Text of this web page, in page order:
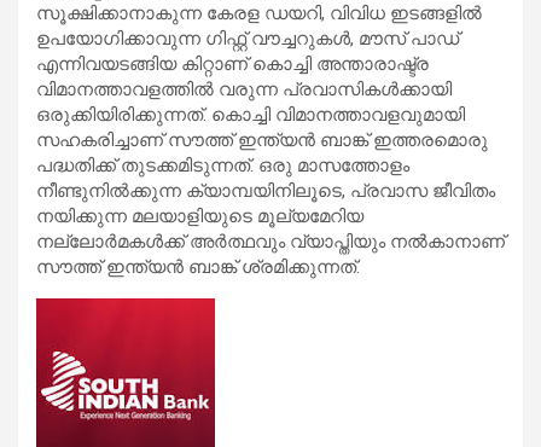
സൂക്ഷിക്കാനാകുന്ന കേരള ഡയറി, വിവിധ ഇടങ്ങളിൽ
ഉപയോഗിക്കാവുന്ന ഗിഫ്റ്റ് വൗച്ചറുകൾ, മൗസ് പാഡ്
എന്നിവയടങ്ങിയ കിറ്റാണ് കൊച്ചി അന്താരാഷ്ട്ര
വിമാനത്താവളത്തിൽ വരുന്ന പ്രവാസികൾക്കായി
ഒരുക്കിയിരിക്കുന്നത്. കൊച്ചി വിമാനത്താവളവുമായി
സഹകരിച്ചാണ് സൗത്ത് ഇന്ത്യൻ ബാങ്ക് ഇത്തരമൊരു
പദ്ധതിക്ക് തുടക്കമിടുന്നത്. ഒരു മാസത്തോളം
നീണ്ടുനിൽക്കുന്ന ക്യാമ്പയിനിലൂടെ, പ്രവാസ ജീവിതം
നയിക്കുന്ന മലയാളിയുടെ മൂല്യമേറിയ
നല്ലോർമകൾക്ക് അർത്ഥവും വ്യാപ്തിയും നൽകാനാണ്
സൗത്ത് ഇന്ത്യൻ ബാങ്ക് ശ്രമിക്കുന്നത്.